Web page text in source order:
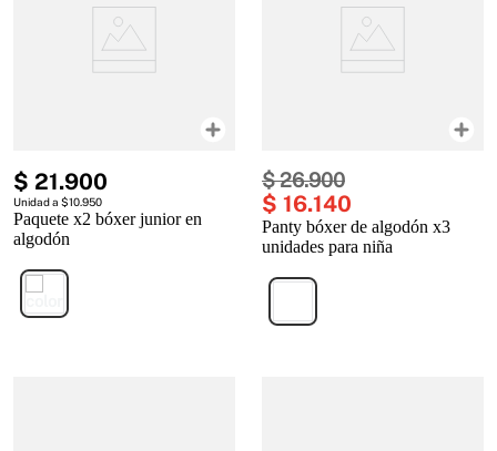
$ 21.900
Unidad a $10.950
Paquete x2 bóxer junior en
algodón
$26.900
$ 16.140
Panty bóxer de algodón x3
unidades para niña